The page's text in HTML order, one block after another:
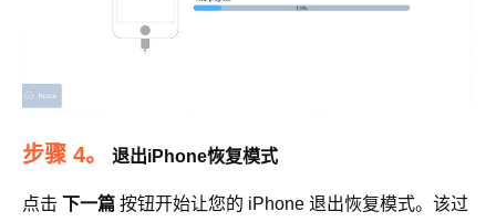
步骤 4。 退出iPhone恢复模式
点击 下一篇 按钮开始让您的 iPhone 退出恢复模式。该过